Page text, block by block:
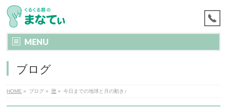
MENU
ブログ
HOME » ブログ » 暦 » 今日までの地球と月の動き♪